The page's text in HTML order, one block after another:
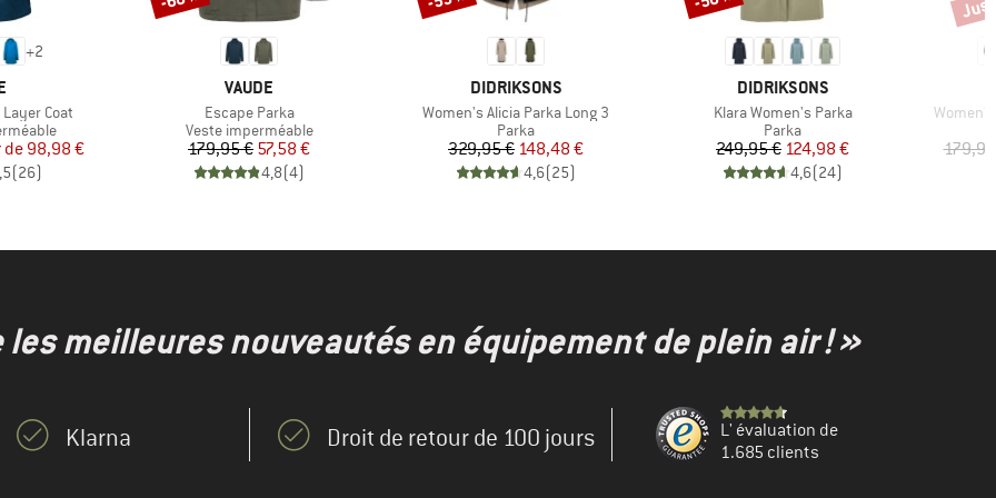
+2
Coat
réduit
de 98,98 €
(26)
MARQUE
VAUDE
Article
Escape Parka
Product group
Veste imperméable
Prix
179,95 €Prix réduit
57,58 €
4,8(4)
MARQUE
DIDRIKSONS
Article
Women's Alicia Parka Long 3
Product group
Parka
Prix
329,95 €Prix réduit
148,48 €
4,6(25)
MARQUE
DIDRIKSONS
Article
Klara Women's Parka
Product group
Parka
Prix
249,95 €Prix réduit
124,98 €
4,6(24)
Article
les meilleures nouveautés en équipement de plein air ! »
Klarna Droit de retour de 100 jours
L' évaluation de
1.685 clients